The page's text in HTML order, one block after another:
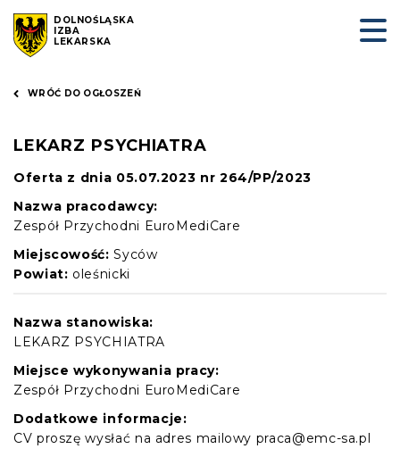
DOLNOŚLĄSKA
IZBA
LEKARSKA
WRÓĆ DO OGŁOSZEŃ
LEKARZ PSYCHIATRA
Oferta z dnia 05.07.2023 nr 264/PP/2023
Nazwa pracodawcy:
Zespół Przychodni EuroMediCare
Miejscowość: Syców
Powiat: oleśnicki
Nazwa stanowiska:
LEKARZ PSYCHIATRA
Miejsce wykonywania pracy:
Zespół Przychodni EuroMediCare
Dodatkowe informacje:
CV proszę wysłać na adres mailowy praca@emc-sa.pl